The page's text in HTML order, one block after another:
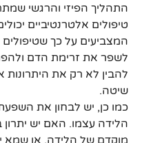
התהליך הפיזי והרגשי
טיפולים אלטרנטיביים
המצביעים על כך
לשפר את זרימת הדם
להבין לא רק את
שיטה.
כמו כן, יש לבחון את
הלידה עצמו. האם יש
מוקדם של הלידה, או שמא